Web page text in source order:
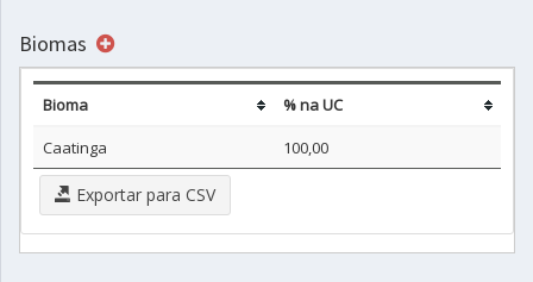
Biomas
Bioma
% na UC
Caatinga
100,00
Exportar para CSV